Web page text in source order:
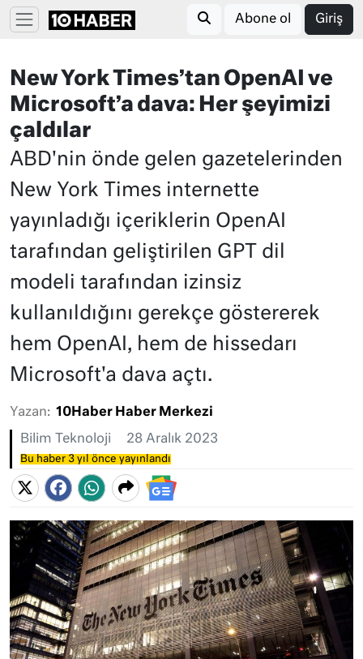
Abone ol Giriş
New York Times’tan OpenAI ve
Microsoft’a dava: Her şeyimizi
çaldılar
ABD'nin önde gelen gazetelerinden
New York Times internette
yayınladığı içeriklerin OpenAI
tarafından geliştirilen GPT dil
modeli tarafından izinsiz
kullanıldığını gerekçe göstererek
hem OpenAI, hem de hissedarı
Microsoft'a dava açtı.
Yazan: 10Haber Haber Merkezi
Bilim Teknoloji 28 Aralık 2023
Bu haber 3 yıl önce yayınlandı